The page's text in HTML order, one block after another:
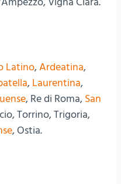
Latino,Ardeatina,
, Laurentina,
, Re di Roma, San
Torrino, Trigoria,
, Ostia.